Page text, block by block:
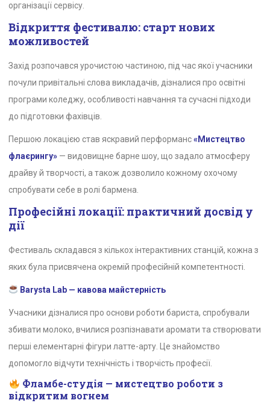
організації сервісу.
Відкриття фестивалю: старт нових
можливостей
Захід розпочався урочистою частиною, під час якої учасники
почули привітальні слова викладачів, дізналися про освітні
програми коледжу, особливості навчання та сучасні підходи
до підготовки фахівців.
Першою локацією став яскравий перформанс«Мистецтво
флаєрингу» — видовищне барне шоу, що задало атмосферу
драйву й творчості, а також дозволило кожному охочому
спробувати себе в ролі бармена.
Професійні локації: практичний досвід у
дії
Фестиваль складався з кількох інтерактивних станцій, кожна з
яких була присвячена окремій професійній компетентності.
Barysta Lab — кавова майстерність
Учасники дізналися про основи роботи бариста, спробували
збивати молоко, вчилися розпізнавати аромати та створювати
перші елементарні фігури латте-арту. Це знайомство
допомогло відчути технічність і творчість професії.
Фламбе-студія — мистецтво роботи з
відкритим вогнем